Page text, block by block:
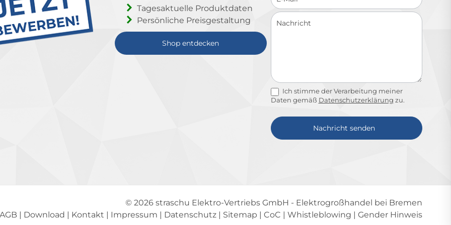
Tagesaktuelle Produktdaten
Persönliche Preisgestaltung
Shop entdecken
Ich stimme der Verarbeitung meiner
Daten gemäß Datenschutzerklärung zu.
Nachricht senden
© 2026 straschu Elektro-Vertriebs GmbH - Elektrogroßhandel bei Bremen
AGB | Download | Kontakt | Impressum | Datenschutz | Sitemap | CoC | Whistleblowing | Gender Hinweis